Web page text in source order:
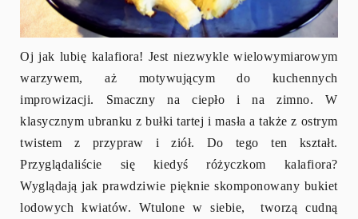
Oj jak lubię kalafiora! Jest niezwykle wielowymiarowym
warzywem, aż motywującym do kuchennych
improwizacji. Smaczny na ciepło i na zimno. W
klasycznym ubranku z bułki tartej i masła a także z ostrym
twistem z przypraw i ziół. Do tego ten kształt.
Przyglądaliście się kiedyś różyczkom kalafiora?
Wyglądają jak prawdziwie pięknie skomponowany bukiet
lodowych kwiatów. Wtulone w siebie, tworzą cudną